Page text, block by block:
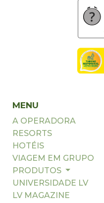
MENU
A OPERADORA
RESORTS
HOTÉIS
VIAGEM EM GRUPO
PRODUTOS
UNIVERSIDADE LV
LV MAGAZINE